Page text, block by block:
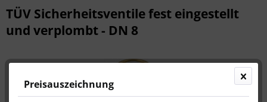
TÜV Sicherheitsventile fest eingestellt
und verplombt - DN 8
Preisauszeichnung